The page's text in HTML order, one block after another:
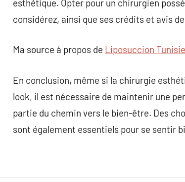
esthétique. Opter pour un chirurgien
considérez, ainsi que ses crédits et avis
Ma source à propos de Liposuccion Tunisie
En conclusion, même si la chirurgie
look, il est nécessaire de maintenir une
partie du chemin vers le bien-être. Des
sont également essentiels pour se sentir